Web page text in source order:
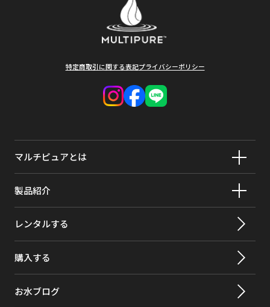
特定商取引に関する表記プライバシーポリシー
マルチピュアとは
製品紹介
レンタルする
購入する
お水ブログ